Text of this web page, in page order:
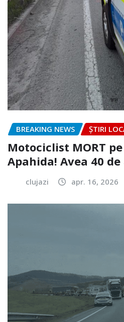
BREAKING NEWS ȘTIRI
Motociclist MORT
Apahida! Avea 40 de
clujazi apr. 16, 2026